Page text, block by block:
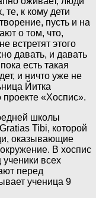
те, к кому дети
пусть и на
о том, что,
встретят этого
давать, и давать
есть такая
и ничто уже не
Йитка
«Хоспис».
школы
Tibi, которой
оказывающие
В хоспис
всех
перед
ученица 9